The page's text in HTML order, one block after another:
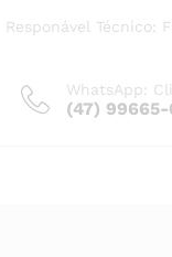
Responável Técnico:
WhatsApp:
(47)